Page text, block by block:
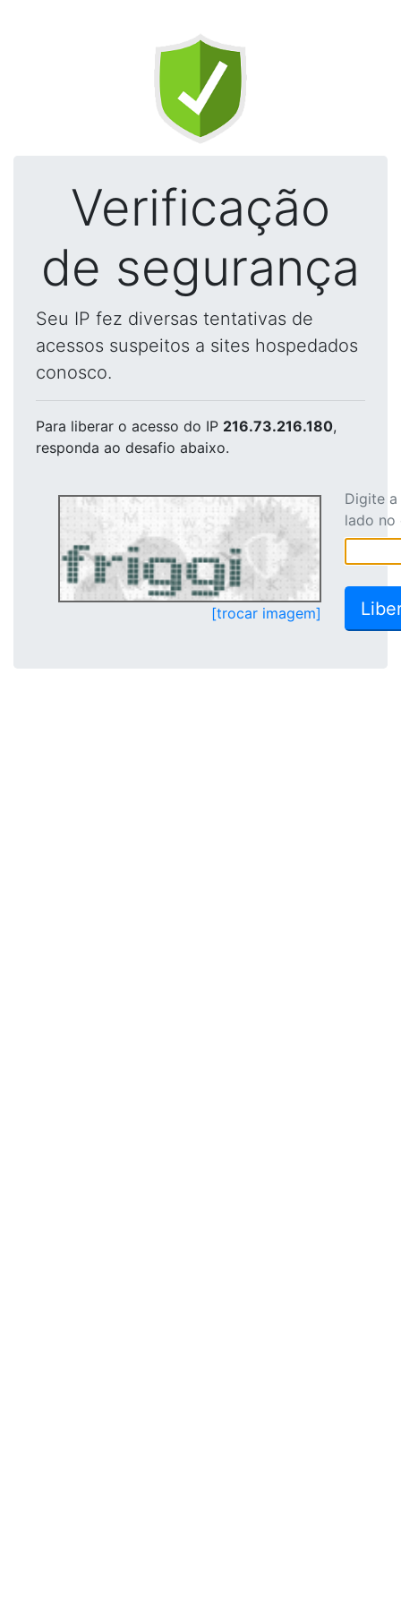
Verificação
de segurança
Seu IP fez diversas tentativas de
acessos suspeitos a sites hospedados
conosco.
Para liberar o acesso do IP 216.73.216.180,
responda ao desafio abaixo.
[trocar imagem]
Digite
lado no